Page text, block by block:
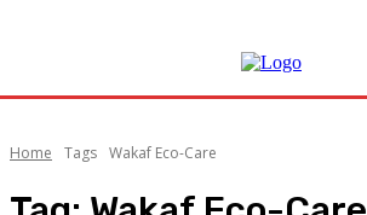
Home Tags Wakaf Eco-Care